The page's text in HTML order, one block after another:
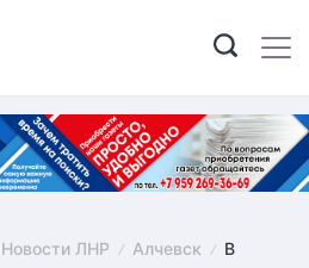
Новости ЛНР Алчевск
В